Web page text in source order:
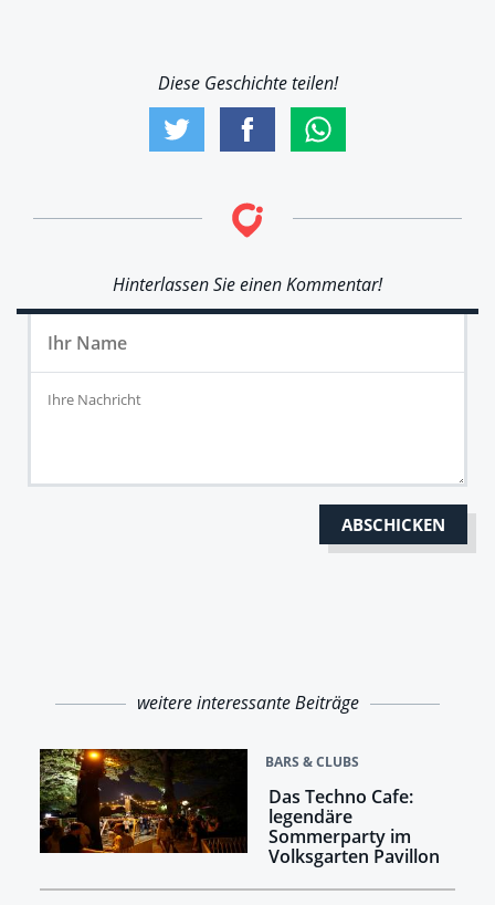
Diese Geschichte teilen!
Hinterlassen Sie einen Kommentar!
weitere interessante Beiträge
BARS & CLUBS
Das Techno Cafe:
legendäre
Sommerparty im
Volksgarten Pavillon